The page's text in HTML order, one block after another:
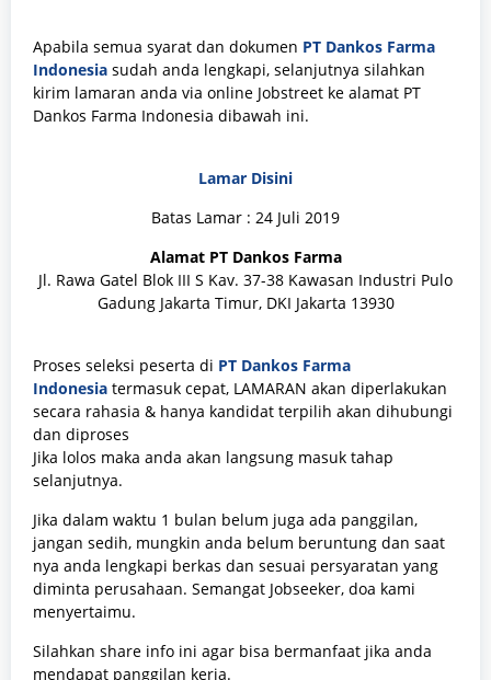
Apabila semua syarat dan dokumen PT Dankos Farma
Indonesia sudah anda lengkapi, selanjutnya silahkan
kirim lamaran anda via online Jobstreet ke alamat PT
Dankos Farma Indonesia dibawah ini.
Lamar Disini
Batas Lamar : 24 Juli 2019
Alamat PT Dankos Farma
Jl. Rawa Gatel Blok III S Kav. 37-38 Kawasan Industri Pulo
Gadung Jakarta Timur, DKI Jakarta 13930
Proses seleksi peserta di PT Dankos Farma
Indonesia termasuk cepat, LAMARAN akan diperlakukan
secara rahasia & hanya kandidat terpilih akan dihubungi
dan diproses
Jika lolos maka anda akan langsung masuk tahap
selanjutnya.
Jika dalam waktu 1 bulan belum juga ada panggilan,
jangan sedih, mungkin anda belum beruntung dan saat
nya anda lengkapi berkas dan sesuai persyaratan yang
diminta perusahaan. Semangat Jobseeker, doa kami
menyertaimu.
Silahkan share info ini agar bisa bermanfaat jika anda
mendapat panggilan kerja.